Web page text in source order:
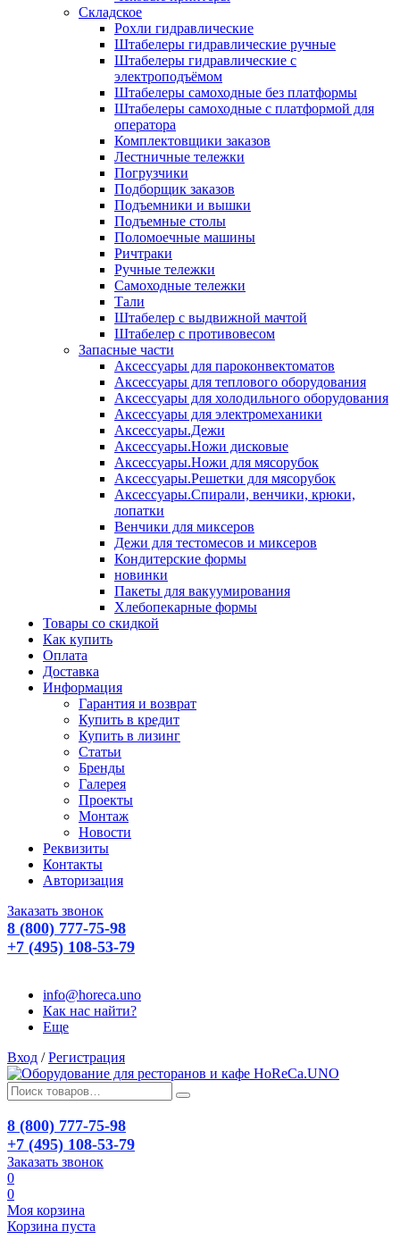
Складское
Рохли гидравлические
Штабелеры гидравлические ручные
Штабелеры гидравлические с
электроподъёмом
Штабелеры самоходные без платформы
Штабелеры самоходные с платформой для
оператора
Комплектовщики заказов
Лестничные тележки
Погрузчики
Подборщик заказов
Подъемники и вышки
Подъемные столы
Поломоечные машины
Ричтраки
Ручные тележки
Самоходные тележки
Тали
Штабелер с выдвижной мачтой
Штабелер с противовесом
Запасные части
Аксессуары для пароконвектоматов
Аксессуары для теплового оборудования
Аксессуары для холодильного оборудования
Аксессуары для электромеханики
Аксессуары.Дежи
Аксессуары.Ножи дисковые
Аксессуары.Ножи для мясорубок
Аксессуары.Решетки для мясорубок
Аксессуары.Спирали, венчики, крюки,
лопатки
Венчики для миксеров
Дежи для тестомесов и миксеров
Кондитерские формы
новинки
Пакеты для вакуумирования
Хлебопекарные формы
Товары со скидкой
Как купить
Оплата
Доставка
Информация
Гарантия и возврат
Купить в кредит
Купить в лизинг
Статьи
Бренды
Галерея
Проекты
Монтаж
Новости
Реквизиты
Контакты
Авторизация
Заказать звонок
8 (800) 777-75-98
+7 (495) 108-53-79
info@horeca.uno
Как нас найти?
Еще
Вход / Регистрация
8 (800) 777-75-98
+7 (495) 108-53-79
Заказать звонок
0
0
Моя корзина
Корзина пуста